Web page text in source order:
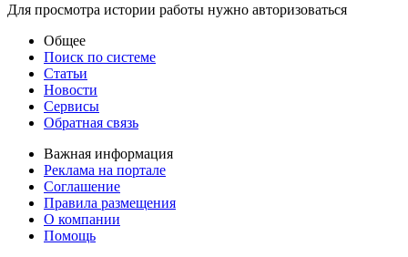
Для просмотра истории работы нужно авторизоваться
Общее
Поиск по системе
Статьи
Новости
Сервисы
Обратная связь
Важная информация
Реклама на портале
Соглашение
Правила размещения
О компании
Помощь